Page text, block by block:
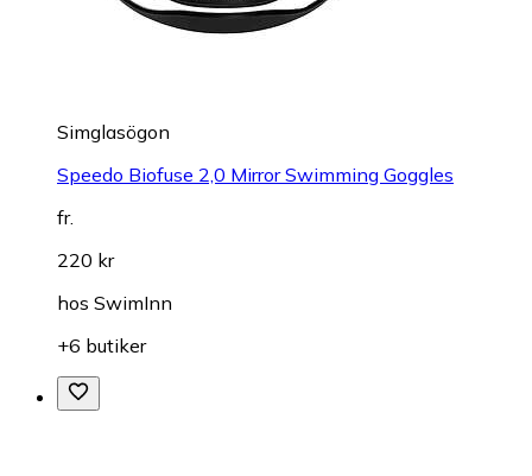
Simglasögon
Speedo Biofuse 2,0 Mirror Swimming Goggles
fr.
220 kr
hos SwimInn
+6 butiker